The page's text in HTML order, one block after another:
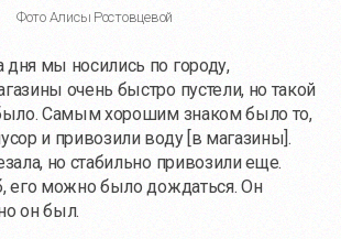
Фото Алисы Ростовцевой
мы носились по городу,
очень быстро пустели, но такой
Самым хорошим знаком было то,
и привозили воду [в магазины].
но стабильно привозили еще.
его можно было дождаться. Он
он был.